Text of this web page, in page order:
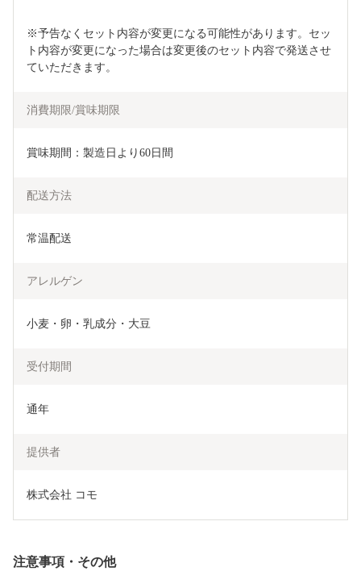
※予告なくセット内容が変更になる可能性があります。セッ
ト内容が変更になった場合は変更後のセット内容で発送させ
ていただきます。
消費期限/賞味期限
賞味期間：製造日より60日間
配送方法
常温配送
アレルゲン
小麦・卵・乳成分・大豆
受付期間
通年
提供者
株式会社 コモ
注意事項・その他